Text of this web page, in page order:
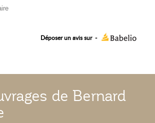
Déposer un avis sur -
de Bernard